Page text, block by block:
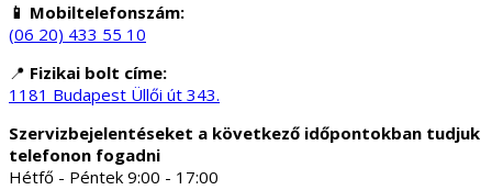
📱 Mobiltelefonszám:
(06 20) 433 55 10
📍 Fizikai bolt címe:
1181 Budapest Üllői út 343.
Szervizbejelentéseket a következő időpontokban tudjuk
telefonon fogadni
Hétfő - Péntek 9:00 - 17:00